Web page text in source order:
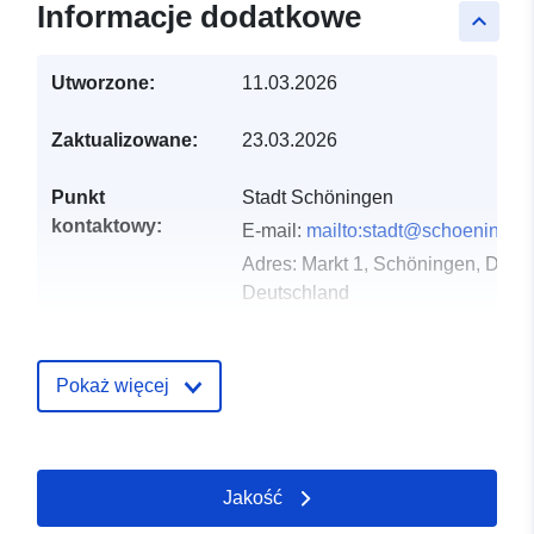
keyboard_arrow_up
Informacje dodatkowe
Utworzone: 11.03.2026
Zaktualizowane: 23.03.2026
Punkt
kontaktowy:
Stadt Schöningen
E-mail:
Adres: Markt 1, Schöningen, D-
Deutschland
March 2026
Zaktualizowano dane.europa.eu:
Pokaż więcej
Jakość